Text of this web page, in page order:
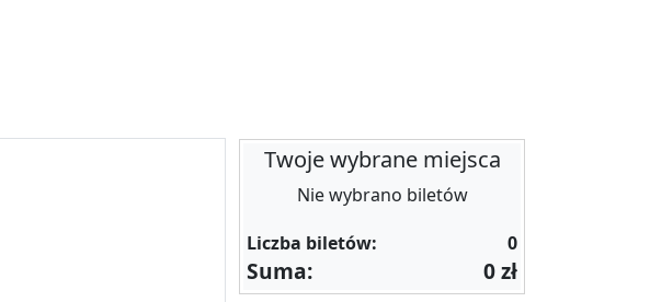
Twoje wybrane miejsca
Nie wybrano biletów
Liczba biletów:
0
Suma: 0 zł